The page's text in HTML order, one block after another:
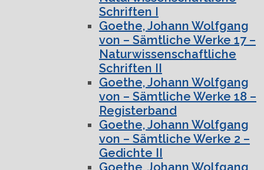
Schriften I
Goethe, Johann Wolfgang
von – Sämtliche Werke 17 –
Naturwissenschaftliche
Schriften II
Goethe, Johann Wolfgang
von – Sämtliche Werke 18 –
Registerband
Goethe, Johann Wolfgang
von – Sämtliche Werke 2 –
Gedichte II
Goethe, Johann Wolfgang